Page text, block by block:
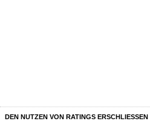
DEN NUTZEN VON RATINGS ERSCHLIESSEN